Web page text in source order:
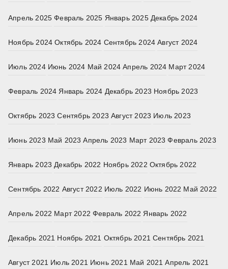
Апрель 2025 Февраль 2025 Январь 2025 Декабрь 2024
Ноябрь 2024 Октябрь 2024 Сентябрь 2024 Август 2024
Июль 2024 Июнь 2024 Май 2024 Апрель 2024 Март 2024
Февраль 2024 Январь 2024 Декабрь 2023 Ноябрь 2023
Октябрь 2023 Сентябрь 2023 Август 2023 Июль 2023
Июнь 2023 Май 2023 Апрель 2023 Март 2023 Февраль 2023
Январь 2023 Декабрь 2022 Ноябрь 2022 Октябрь 2022
Сентябрь 2022 Август 2022 Июль 2022 Июнь 2022 Май 2022
Апрель 2022 Март 2022 Февраль 2022 Январь 2022
Декабрь 2021 Ноябрь 2021 Октябрь 2021 Сентябрь 2021
Август 2021 Июль 2021 Июнь 2021 Май 2021 Апрель 2021